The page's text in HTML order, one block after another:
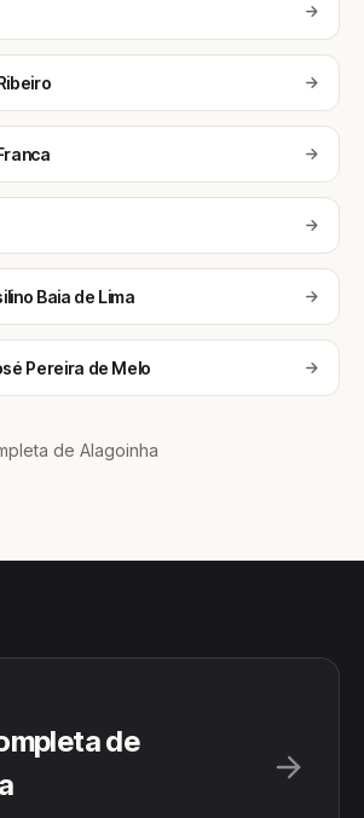
Baia de Lima
Pereira de Melo
de Alagoinha
de